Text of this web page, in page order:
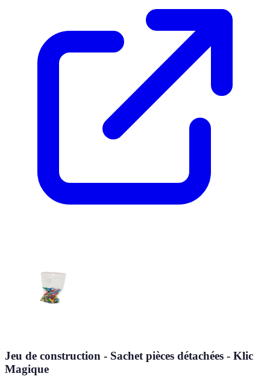
Jeu de construction - Sachet pièces détachées - Klic
Magique